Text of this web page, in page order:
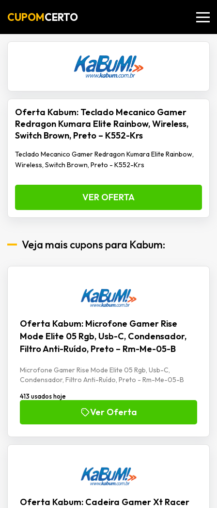
CUPOMCERTO
Oferta Kabum: Teclado Mecanico Gamer
Redragon Kumara Elite Rainbow, Wireless,
Switch Brown, Preto – K552-Krs
Teclado Mecanico Gamer Redragon Kumara Elite Rainbow,
Wireless, Switch Brown, Preto - K552-Krs
VER OFERTA
Veja mais cupons para Kabum:
Oferta Kabum: Microfone Gamer Rise
Mode Elite 05 Rgb, Usb-C, Condensador,
Filtro Anti-Ruído, Preto – Rm-Me-05-B
Microfone Gamer Rise Mode Elite 05 Rgb, Usb-C,
Condensador, Filtro Anti-Ruído, Preto - Rm-Me-05-B
413 usados hoje
Ver Oferta
Oferta Kabum: Cadeira Gamer Xt Racer